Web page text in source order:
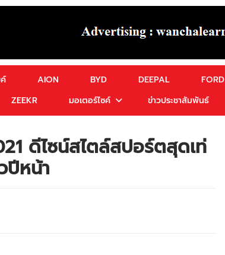
AION BYD DEEPAL FORD
ZEEKR มอเตอร์ไซค์ ข่าวประชาสัมพันธ์
ดีไซน์สไตล์สปอร์ตสุดเท่
ปีหน้า